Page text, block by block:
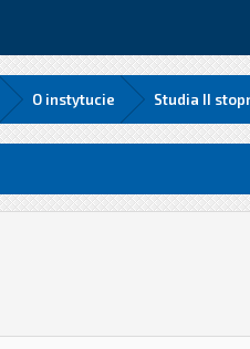
O instytucie
Studia II